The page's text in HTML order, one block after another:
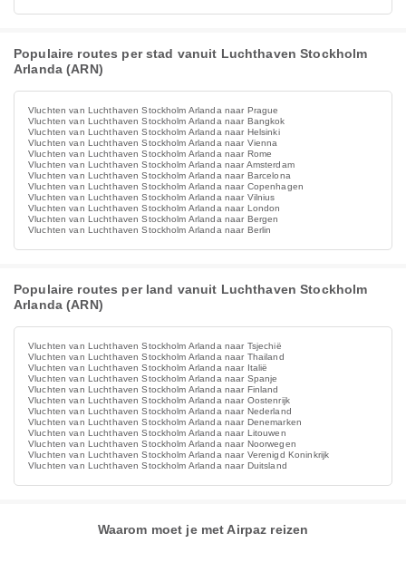
Populaire routes per stad vanuit Luchthaven Stockholm
Arlanda (ARN)
Vluchten van Luchthaven Stockholm Arlanda naar Prague
Vluchten van Luchthaven Stockholm Arlanda naar Bangkok
Vluchten van Luchthaven Stockholm Arlanda naar Helsinki
Vluchten van Luchthaven Stockholm Arlanda naar Vienna
Vluchten van Luchthaven Stockholm Arlanda naar Rome
Vluchten van Luchthaven Stockholm Arlanda naar Amsterdam
Vluchten van Luchthaven Stockholm Arlanda naar Barcelona
Vluchten van Luchthaven Stockholm Arlanda naar Copenhagen
Vluchten van Luchthaven Stockholm Arlanda naar Vilnius
Vluchten van Luchthaven Stockholm Arlanda naar London
Vluchten van Luchthaven Stockholm Arlanda naar Bergen
Vluchten van Luchthaven Stockholm Arlanda naar Berlin
Populaire routes per land vanuit Luchthaven Stockholm
Arlanda (ARN)
Vluchten van Luchthaven Stockholm Arlanda naar Tsjechië
Vluchten van Luchthaven Stockholm Arlanda naar Thailand
Vluchten van Luchthaven Stockholm Arlanda naar Italië
Vluchten van Luchthaven Stockholm Arlanda naar Spanje
Vluchten van Luchthaven Stockholm Arlanda naar Finland
Vluchten van Luchthaven Stockholm Arlanda naar Oostenrijk
Vluchten van Luchthaven Stockholm Arlanda naar Nederland
Vluchten van Luchthaven Stockholm Arlanda naar Denemarken
Vluchten van Luchthaven Stockholm Arlanda naar Litouwen
Vluchten van Luchthaven Stockholm Arlanda naar Noorwegen
Vluchten van Luchthaven Stockholm Arlanda naar Verenigd Koninkrijk
Vluchten van Luchthaven Stockholm Arlanda naar Duitsland
Waarom moet je met Airpaz reizen